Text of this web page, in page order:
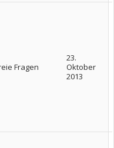
Fragen
23.
Oktober
2013